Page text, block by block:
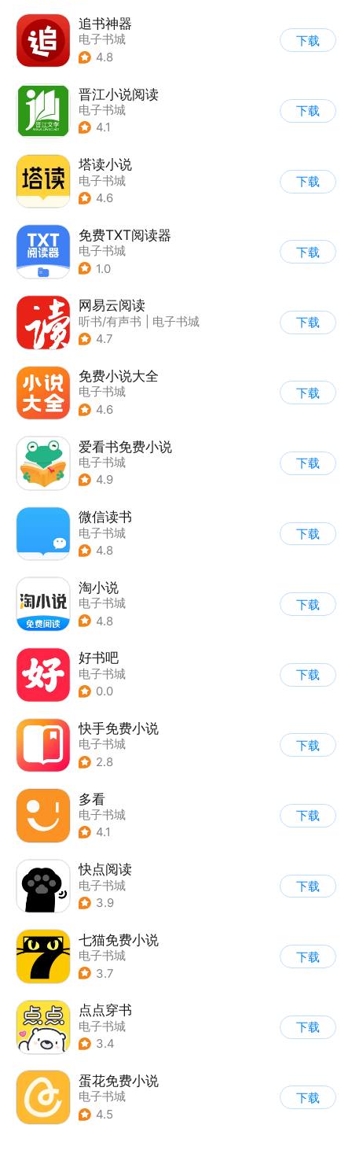
追书神器
电子书城
4.8
下载
晋江小说阅读
电子书城
4.1
下载
塔读小说
电子书城
4.6
下载
免费TXT阅读器
电子书城
1.0
下载
网易云阅读
听书/有声书
电子书城
4.7
下载
免费小说大全
电子书城
4.6
下载
爱看书免费小说
电子书城
4.9
下载
微信读书
电子书城
4.8
下载
淘小说
电子书城
4.8
下载
好书吧
电子书城
0.0
下载
快手免费小说
电子书城
2.8
下载
多看
电子书城
4.1
下载
快点阅读
电子书城
3.9
下载
七猫免费小说
电子书城
3.7
下载
点点穿书
电子书城
3.4
下载
蛋花免费小说
电子书城
4.5
下载